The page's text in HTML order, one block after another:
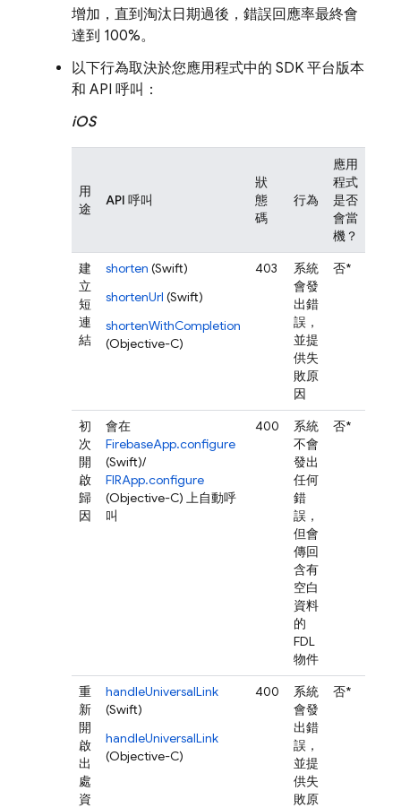
增加，直到淘汰日期過後，錯誤回應率最終會
達到 100%。
以下行為取決於您應用程式中的 SDK 平台版本
和 API 呼叫：
iOS
用
途
API 呼叫
狀
態
碼
行為
應用
程式
是否
會當
機？
建
立
短
連
結
shorten (Swift)
shortenUrl (Swift)
shortenWithCompletion
(Objective-C)
403
系統
會發
出錯
誤，
並提
供失
敗原
因
否*
初
次
開
啟
歸
因
會在
FirebaseApp.configure
(Swift)/
FIRApp.configure
(Objective-C) 上自動呼
叫
400
系統
不會
發出
任何
錯
誤，
但會
傳回
含有
空白
資料
的
FDL
物件
否*
重
新
開
啟
出
處
資
handleUniversalLink
(Swift)
handleUniversalLink
(Objective-C)
400
系統
會發
出錯
誤，
並提
供失
敗原
否*